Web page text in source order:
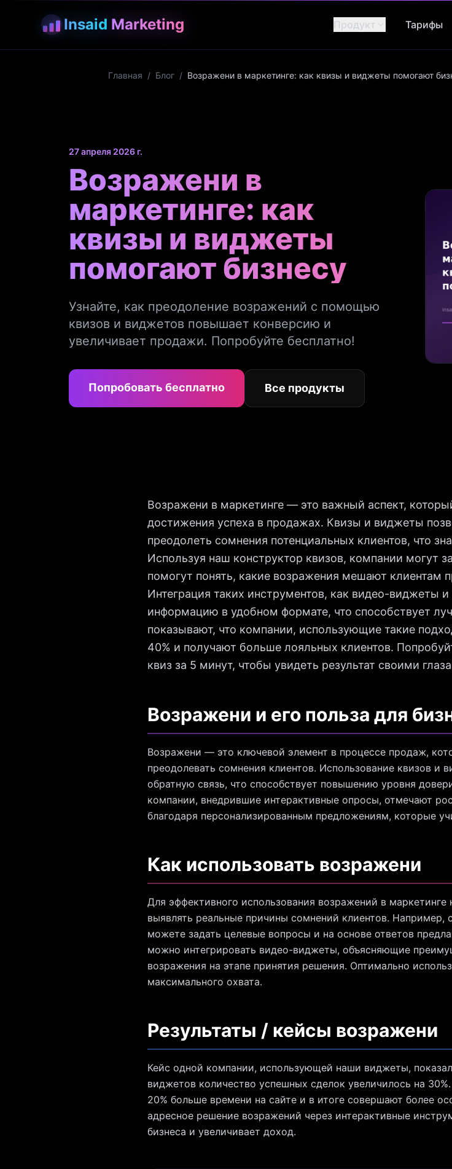
Insaid Marketing Продукт Тарифы
Главная / Блог / Возражени в маркетинге: как квизы и виджеты помогают
27 апреля 2026 г.
Возражени в
маркетинге: как
квизы и виджеты
помогают бизнесу
Узнайте, как преодоление возражений с помощью
квизов и виджетов повышает конверсию и
увеличивает продажи. Попробуйте бесплатно!
Попробовать бесплатно Все продукты
Возражени в маркетинге — это важный аспект,
достижения успеха в продажах. Квизы и виджеты
преодолеть сомнения потенциальных клиентов, что
Используя наш конструктор квизов, компании могут
помогут понять, какие возражения мешают клиентам
Интеграция таких инструментов, как видео-виджеты
информацию в удобном формате, что способствует
показывают, что компании, использующие такие
40% и получают больше лояльных клиентов.
квиз за 5 минут, чтобы увидеть результат своими
Возражени и его польза для
Возражени — это ключевой элемент в процессе продаж,
преодолевать сомнения клиентов. Использование квизов и
обратную связь, что способствует повышению уровня
компании, внедрившие интерактивные опросы, отмечают
благодаря персонализированным предложениям, которые
Как использовать возражени
Для эффективного использования возражений в
выявлять реальные причины сомнений клиентов.
можете задать целевые вопросы и на основе ответов
можно интегрировать видео-виджеты, объясняющие
возражения на этапе принятия решения. Оптимально
максимального охвата.
Результаты / кейсы возражени
Кейс одной компании, использующей наши виджеты,
виджетов количество успешных сделок увеличилось на
20% больше времени на сайте и в итоге совершают более
адресное решение возражений через интерактивные
бизнеса и увеличивает доход.